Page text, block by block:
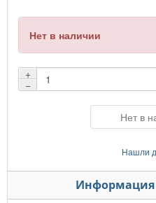
Нет в наличии
+
−
Нет в
Нашли
Информация